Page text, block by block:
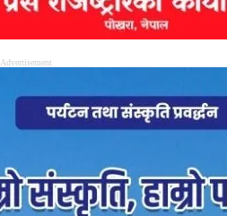
Advertisement